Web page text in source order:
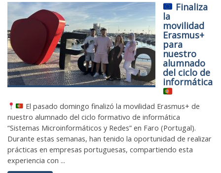
Finaliza
la
movilidad
Erasmus+
para
nuestro
alumnado
del ciclo de
informática
El pasado domingo finalizó la movilidad Erasmus+ de
nuestro alumnado del ciclo formativo de informática
“Sistemas Microinformáticos y Redes” en Faro (Portugal).
Durante estas semanas, han tenido la oportunidad de realizar
prácticas en empresas portuguesas, compartiendo esta
experiencia con ...